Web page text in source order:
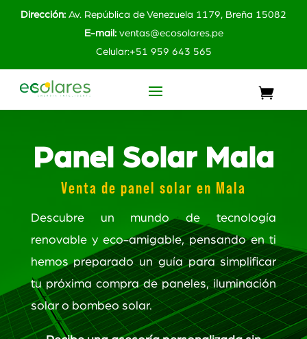
Dirección: Av. República de Venezuela 1179, Breña 15082
E-mail: ventas@ecosolares.pe
Celular:+51 959 643 565
Panel Solar Mala
Venta de panel solar en Mala
Descubre un mundo de tecnología
renovable y eco-amigable, pensando en ti
hemos preparado un guía para simplificar
tu próxima compra de paneles, iluminación
solar o bombeo solar.